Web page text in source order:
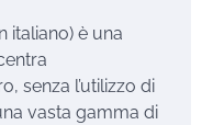
italiano) è una
senza l’utilizzo di
vasta gamma di